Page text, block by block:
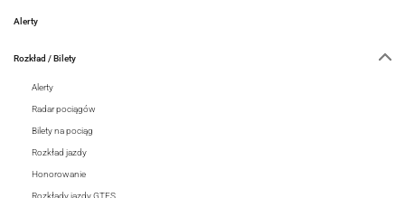
Alerty
Rozkład / Bilety
Alerty
Radar pociągów
Bilety na pociąg
Rozkład jazdy
Honorowanie
Rozkłady jazdy GTFS